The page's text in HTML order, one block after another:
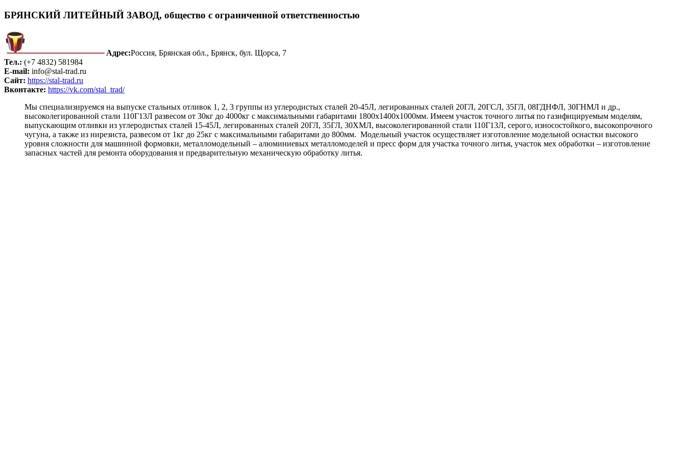
БРЯНСКИЙ ЛИТЕЙНЫЙ ЗАВОД, общество с ограниченной ответственностью
Адрес:Россия, Брянская обл., Брянск, бул. Щорса, 7
Тел.: (+7 4832) 581984
E-mail: info@stal-trad.ru
Сайт: https://stal-trad.ru
Вконтакте: https://vk.com/stal_trad/
Мы специализируемся на выпуске стальных отливок 1, 2, 3 группы из углеродистых сталей 20-45Л, легированных сталей 20ГЛ, 20ГСЛ, 35ГЛ, 08ГДНФЛ, 30ГНМЛ и др.,
высоколегированной стали 110Г13Л развесом от 30кг до 4000кг с максимальными габаритами 1800х1400х1000мм. Имеем участок точного литья по газифицируемым моделям,
выпускающим отливки из углеродистых сталей 15-45Л, легированных сталей 20ГЛ, 35ГЛ, 30ХМЛ, высоколегированной стали 110Г13Л, серого, износостойкого, высокопрочного
чугуна, а также из нирезиста, развесом от 1кг до 25кг с максимальными габаритами до 800мм. Модельный участок осуществляет изготовление модельной оснастки высокого
уровня сложности для машинной формовки, металломодельный – алюминиевых металломоделей и пресс форм для участка точного литья, участок мех обработки – изготовление
запасных частей для ремонта оборудования и предварительную механическую обработку литья.